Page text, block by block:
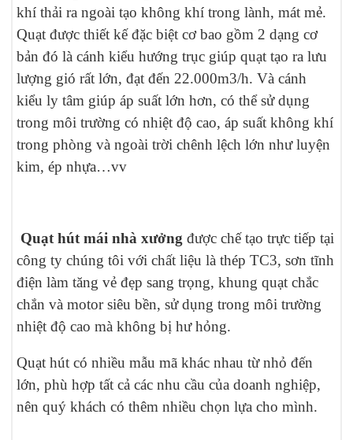
khí thải ra ngoài tạo không khí trong lành, mát mẻ.
Quạt được thiết kế đặc biệt cơ bao gồm 2 dạng cơ
bản đó là cánh kiểu hướng trục giúp quạt tạo ra lưu
lượng gió rất lớn, đạt đến 22.000m3/h. Và cánh
kiểu ly tâm giúp áp suất lớn hơn, có thể sử dụng
trong môi trường có nhiệt độ cao, áp suất không khí
trong phòng và ngoài trời chênh lệch lớn như luyện
kim, ép nhựa…vv
Quạt hút mái nhà xưởngđược chế tạo trực tiếp tại
công ty chúng tôi với chất liệu là thép TC3, sơn tĩnh
điện làm tăng vẻ đẹp sang trọng, khung quạt chắc
chắn và motor siêu bền, sử dụng trong môi trường
nhiệt độ cao mà không bị hư hỏng.
Quạt hút có nhiều mẫu mã khác nhau từ nhỏ đến
lớn, phù hợp tất cả các nhu cầu của doanh nghiệp,
nên quý khách có thêm nhiều chọn lựa cho mình.